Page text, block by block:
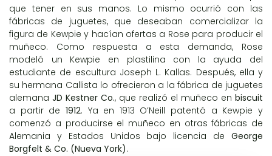
que tener en sus manos. Lo mismo ocurrió con las
fábricas de juguetes, que deseaban comercializar la
figura de Kewpie y hacían ofertas a Rose para producir el
muñeco. Como respuesta a esta demanda, Rose
modeló un Kewpie en plastilina con la ayuda del
estudiante de escultura Joseph L. Kallas. Después, ella y
su hermana Callista lo ofrecieron a la fábrica de juguetes
alemana JD Kestner Co., que realizó el muñeco en biscuit
a partir de 1912. Ya en 1913 O’Neill patentó a Kewpie y
comenzó a producirse el muñeco en otras fábricas de
Alemania y Estados Unidos bajo licencia de George
Borgfelt & Co. (Nueva York).